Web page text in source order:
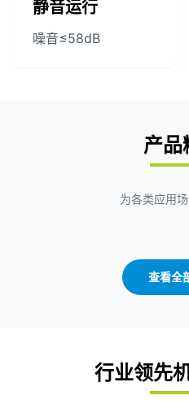
静音运行
噪音≤58dB
产品
为各类应用
查看全
行业领先